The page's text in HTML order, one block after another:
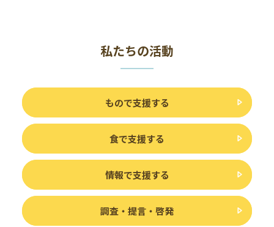
私たちの活動
もので支援する
食で支援する
情報で支援する
調査・提言・啓発